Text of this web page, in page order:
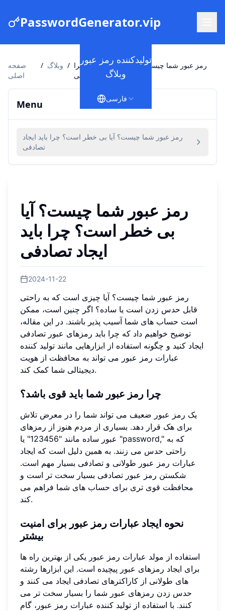
PasswordGenerator.vip
تولیدکننده رمز عبور
وبلاگ
فارسی
صفحه
اصلی
/ وبلاگ / رمز عبور شما چیست؟ آیا بی خطر است؟ چرا
باید ایجاد تصادفی
Menu
رمز عبور شما چیست؟ آیا بی خطر است؟ چرا باید ایجاد
تصادفی
رمز عبور شما چیست؟ آیا
بی خطر است؟ چرا باید
ایجاد تصادفی
2024-11-22
رمز عبور شما چیست؟ آیا چیزی است که به راحتی
قابل حدس زدن است یا ساده؟ اگر چنین است، ممکن
است حساب های شما آسیب پذیر باشند. در این مقاله،
توضیح خواهیم داد که چرا باید رمزهای عبور تصادفی
ایجاد کنید و چگونه استفاده از ابزارهایی مانند تولید کننده
عبارات رمز عبور می تواند به محافظت از هویت
دیجیتالی شما کمک کند.
چرا رمز عبور شما باید قوی باشد؟
یک رمز عبور ضعیف می تواند شما را در معرض تلاش
برای هک قرار دهد. بسیاری از مردم هنوز از رمزهای
عبور ساده مانند "123456" یا "password," که به
راحتی حدس می زنند. به همین دلیل است که ایجاد
عبارات رمز عبور طولانی و تصادفی بسیار مهم است.
شکستن رمز عبور تصادفی بسیار سخت تر است و
محافظت قوی تری برای حساب های شما فراهم می
کند.
نحوه ایجاد عبارات رمز عبور برای امنیت
بیشتر
استفاده از مولد عبارات رمز عبور یکی از بهترین راه ها
برای ایجاد رمزهای عبور پیچیده است. این ابزارها رشته
های طولانی از کاراکترهای تصادفی ایجاد می کنند و
حدس زدن رمزهای عبور شما را بسیار سخت تر می
کنند. با استفاده از تولید کننده عبارات رمز عبور، گام